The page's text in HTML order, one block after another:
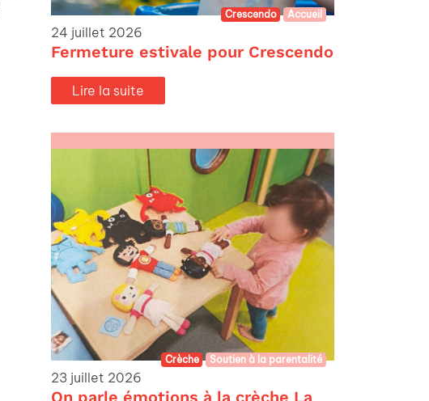
Crescendo Accueil
24 juillet 2026
Fermeture estivale pour Crescendo
Lire la suite
Crèche Soutien à la parentalité
23 juillet 2026
On parle émotions à la crèche La